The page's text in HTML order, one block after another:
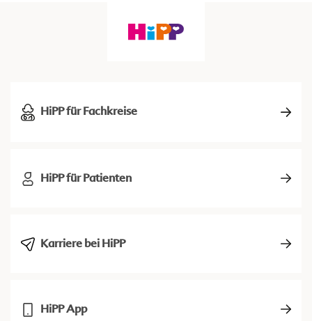
HiPP für Fachkreise
HiPP für Patienten
Karriere bei HiPP
HiPP App